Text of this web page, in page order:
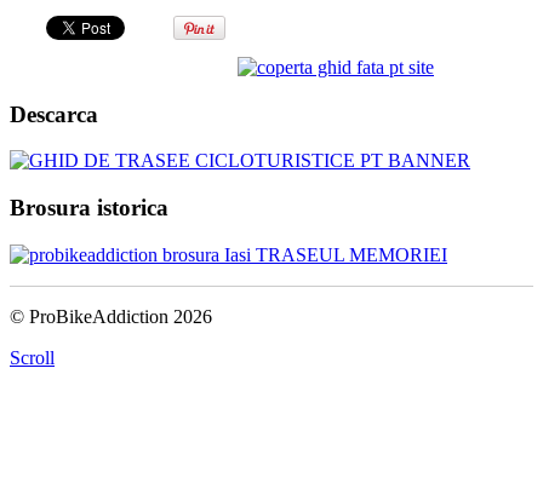
Descarca
Brosura istorica
© ProBikeAddiction 2026
Scroll